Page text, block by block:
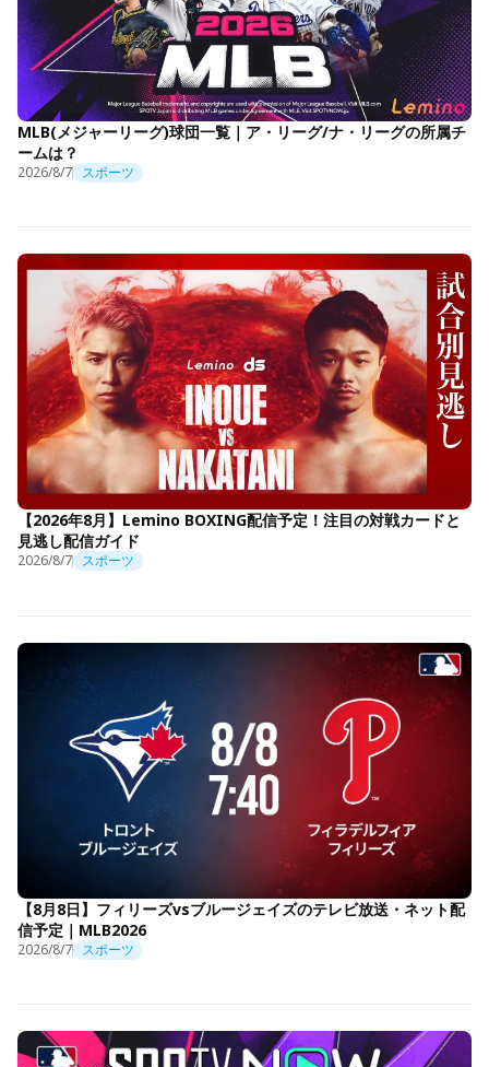
MLB(メジャーリーグ)球団一覧｜ア・リーグ/ナ・リーグの所属チ
ームは？
2026/8/7 スポーツ
【2026年8月】Lemino BOXING配信予定！注目の対戦カードと
見逃し配信ガイド
2026/8/7 スポーツ
【8月8日】フィリーズvsブルージェイズのテレビ放送・ネット配
信予定｜MLB2026
2026/8/7 スポーツ